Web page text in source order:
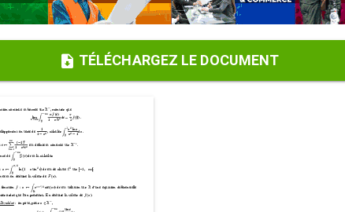
TÉLÉCHARGEZ LE DOCUMENT